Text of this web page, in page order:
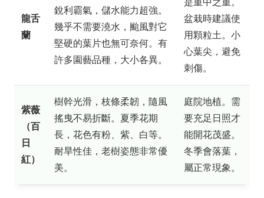
龍舌
蘭
銳利霸氣，儲水能力超強。
幾乎不需要澆水，颱風對它
堅硬的葉片也無可奈何。有
許多園藝品種，大小各異。
盆栽時建議使
用顆粒土。小
心葉尖，避免
刺傷。
紫薇
（百
日
紅）
樹幹光滑，枝條柔韌，隨風
搖曳不易折斷。夏季花期
長，花色有粉、紫、白等。
耐旱性佳，老樹姿態非常優
美。
庭院地植。需
要充足日照才
能開花茂盛。
冬季會落葉，
屬正常現象。